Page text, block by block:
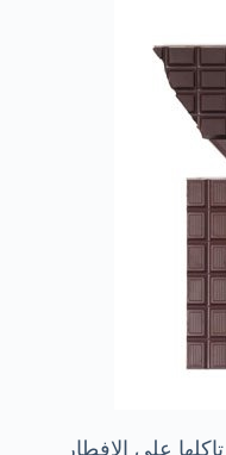
على الافطار